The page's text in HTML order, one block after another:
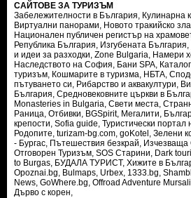
САЙТОВЕ ЗА ТУРИЗЪМ
Забележителности в България, Кулинарна
Виртуални панорами, Новото тракийско
Национален публичен регистър на
Република България, Изгубената България,
и идеи за разходки, Zone Bulgaria, Намери
Наследството на София, Бани SPA,
туризъм, Кошмарите в туризма, НБТА,
пътуването си, Рибарство и аквакултури,
България, Средновековните църкви в
Monasteries in Bulgaria, Свети места,
Раница, Отбивки, BGSpirit, Мегалити,
крепости, Sofia guide, Туристически портал
Родопите, turizam-bg.com, goKotel , Зелени
- Бургас, Пътешествия безкрай,
Отговорен Туризъм, SOS Старини, Dark
to Burgas, БУДАЛА ТУРИСТ, Хижите в
Opoznai.bg, Bulmaps, Urbex, 1333.bg,
News, GoWhere.bg, Offroad Adventure
Дърво с корен,